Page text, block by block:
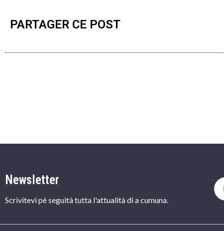
PARTAGER CE POST
Newsletter
Scrivitevi pè seguità tutta l'attualità di a cumuna.